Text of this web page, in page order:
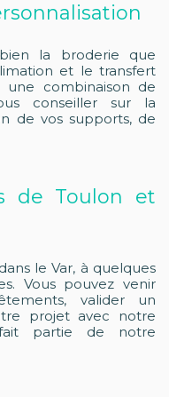
la broderie que
et le transfert
une combinaison de
conseiller sur la
de vos supports, de
de Toulon et
le Var, à quelques
Vous pouvez venir
valider un
projet avec notre
fait partie de notre